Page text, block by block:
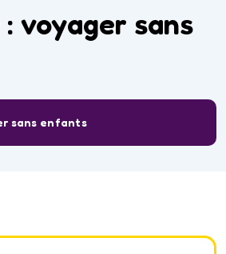
voyager sans
sans enfants